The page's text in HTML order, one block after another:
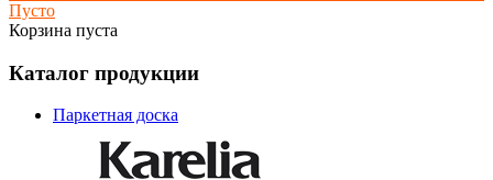
Пусто
Корзина пуста
Каталог продукции
Паркетная доска